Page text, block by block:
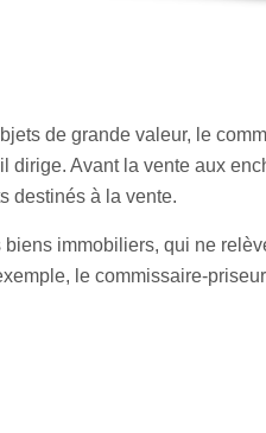
de grande valeur, le
Avant la vente aux
destinés à la vente.
immobiliers, qui ne
le commissaire-